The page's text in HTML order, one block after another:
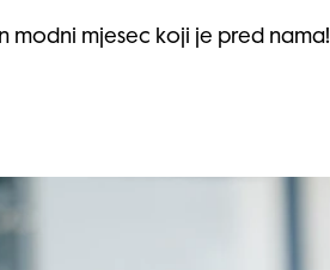
modni mjesec koji je pred nama!